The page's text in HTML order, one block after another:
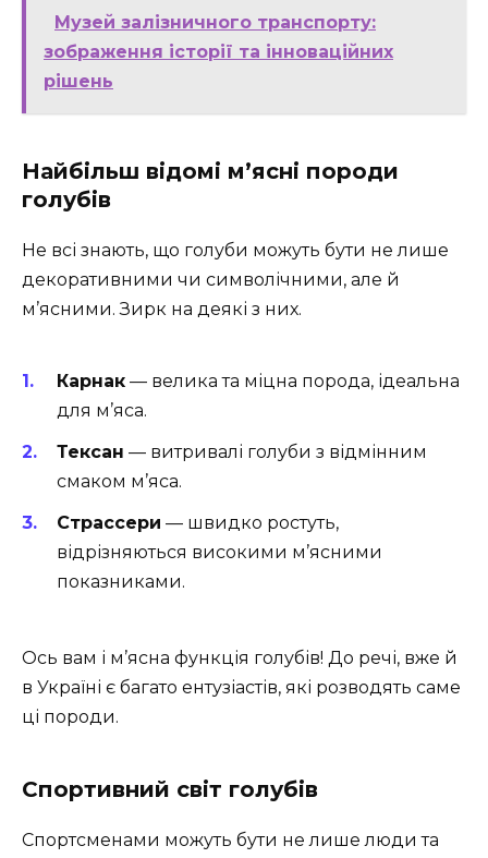
Музей залізничного транспорту:
зображення історії та інноваційних
рішень
Найбільш відомі м’ясні породи
голубів
Не всі знають, що голуби можуть бути не лише
декоративними чи символічними, але й
м’ясними. Зирк на деякі з них.
Карнак — велика та міцна порода, ідеальна
для м’яса.
Тексан — витривалі голуби з відмінним
смаком м’яса.
Страссери — швидко ростуть,
відрізняються високими м’ясними
показниками.
Ось вам і м’ясна функція голубів! До речі, вже й
в Україні є багато ентузіастів, які розводять саме
ці породи.
Спортивний світ голубів
Спортсменами можуть бути не лише люди та